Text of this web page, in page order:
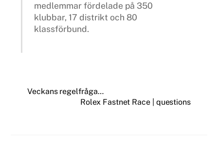
medlemmar fördelade på 350
klubbar, 17 distrikt och 80
klassförbund.
Veckans regelfråga…
Rolex Fastnet Race | questions